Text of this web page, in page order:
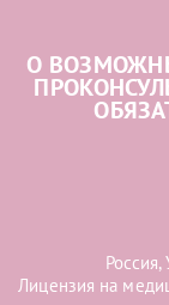
О
Лицензия на